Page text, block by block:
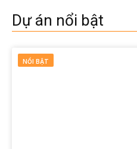
Dự án nổi bật
NỔI BẬT